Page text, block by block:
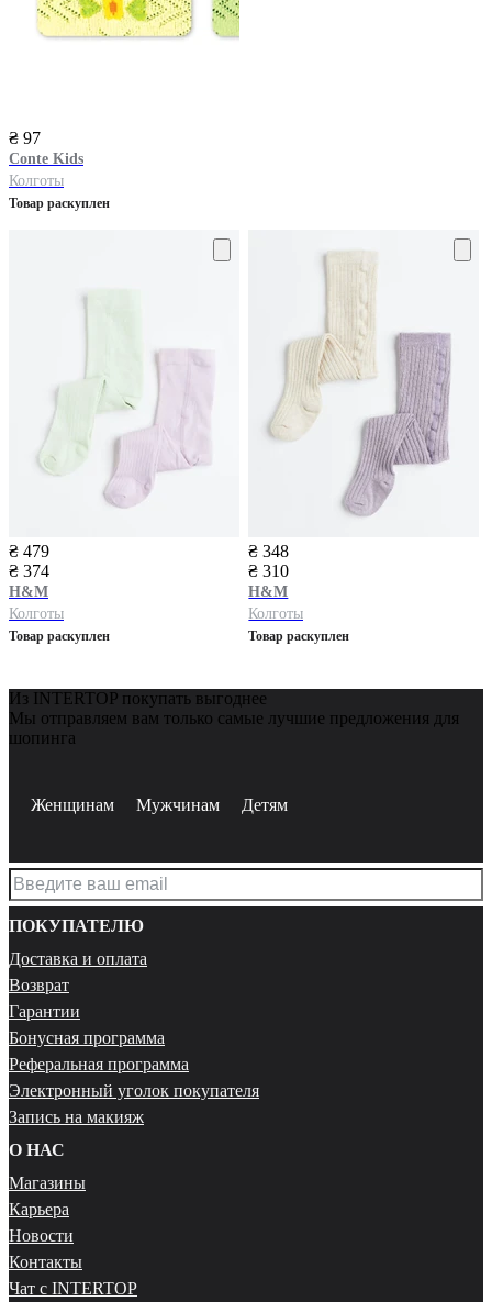
₴ 97
Conte Kids
Колготы
Товар раскуплен
₴ 479
₴ 374
H&M
Колготы
Товар раскуплен
₴ 348
₴ 310
H&M
Колготы
Товар раскуплен
Из INTERTOP покупать выгоднее
Мы отправляем вам только самые лучшие предложения для
шопинга
Женщинам Мужчинам Детям
ПОКУПАТЕЛЮ
Доставка и оплата
Возврат
Гарантии
Бонусная программа
Реферальная программа
Электронный уголок покупателя
Запись на макияж
О НАС
Магазины
Карьера
Новости
Контакты
Чат с INTERTOP